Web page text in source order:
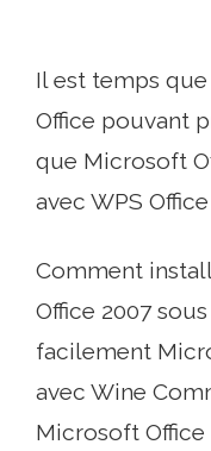
Il est temps
Office pouvant
que Microsoft
avec WPS
Comment
Office 2007
facilement
avec Wine
Microsoft Office